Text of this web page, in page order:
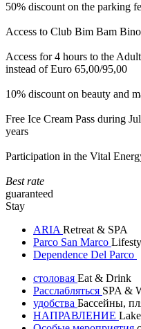
50% discount on the parking
Access to Club Bim Bam
Access for 4 hours to the
instead of Euro 65,00/95,00
10% discount on beauty and
Free Ice Cream Pass during
years
Participation in the Vital
Best rate
guaranteed
Stay
ARIA Retreat & SPA
Parco San Marco
Dependence Del Parco
столовая Eat & Drink
Расслабляться SPA &
удобства Бассейны,
НАПРАВЛЕНИЕ